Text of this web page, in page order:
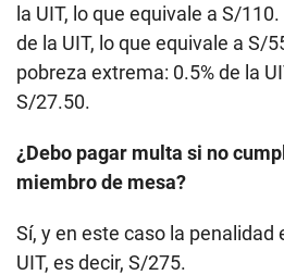
la UIT, lo que equivale a S/
de la UIT, lo que equivale a S/
pobreza extrema: 0.5% de la
S/27.50.
¿Debo pagar multa si no
miembro de mesa?
Sí, y en este caso la penalidad
UIT, es decir, S/275.